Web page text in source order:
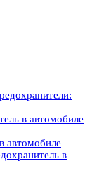
в автомобиле
автомобиле
в